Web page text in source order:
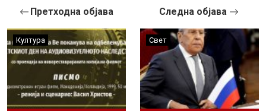
Претходна објава
Култура
Следна објава
Свет